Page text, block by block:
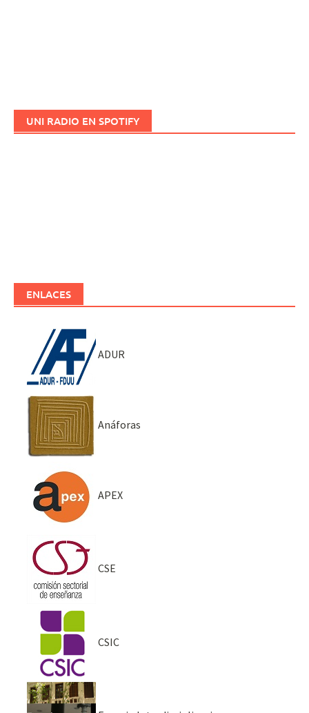
UNI RADIO EN SPOTIFY
ENLACES
ADUR
Anáforas
APEX
CSE
CSIC